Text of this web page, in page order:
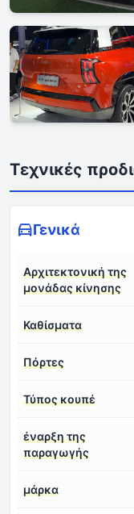
Τεχνικές
Γενικά
Αρχιτεκτονική της
μονάδας κίνησης
Καθίσματα
Πόρτες
Τύπος κουπέ
έναρξη της
παραγωγής
μάρκα